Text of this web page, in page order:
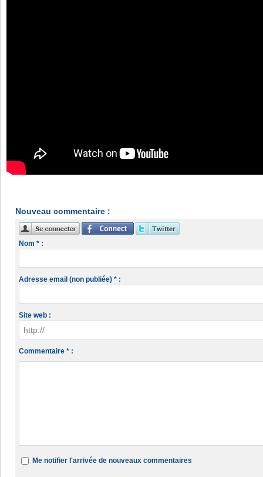
Nouveau commentaire :
Nom * :
Adresse email (non publiée) * :
Site web :
Commentaire * :
Me notifier l'arrivée de nouveaux commentaires